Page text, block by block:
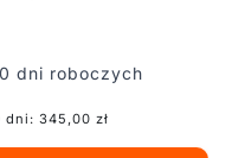
dni roboczych
dni: 345,00 zł